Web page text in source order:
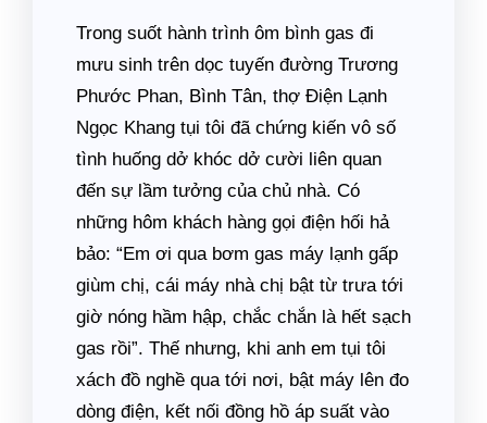
Trong suốt hành trình ôm bình gas đi
mưu sinh trên dọc tuyến đường Trương
Phước Phan, Bình Tân, thợ Điện Lạnh
Ngọc Khang tụi tôi đã chứng kiến vô số
tình huống dở khóc dở cười liên quan
đến sự lầm tưởng của chủ nhà. Có
những hôm khách hàng gọi điện hối hả
bảo: “Em ơi qua bơm gas máy lạnh gấp
giùm chị, cái máy nhà chị bật từ trưa tới
giờ nóng hầm hập, chắc chắn là hết sạch
gas rồi”. Thế nhưng, khi anh em tụi tôi
xách đồ nghề qua tới nơi, bật máy lên đo
dòng điện, kết nối đồng hồ áp suất vào